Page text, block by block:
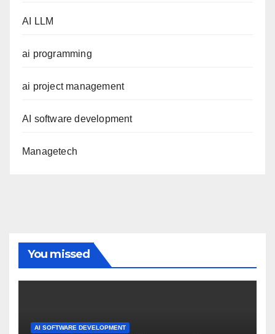
AI LLM
ai programming
ai project management
AI software development
Managetech
You missed
AI SOFTWARE DEVELOPMENT